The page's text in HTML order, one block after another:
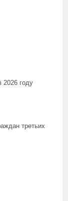
2026 году
третьих